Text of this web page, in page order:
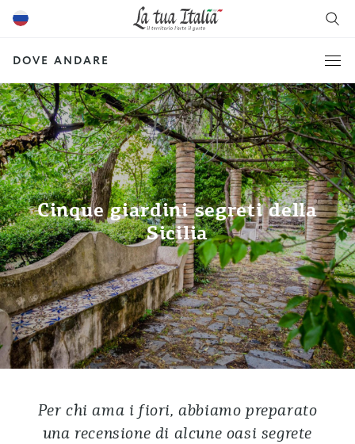
DOVE ANDARE
Cinque giardini segreti della
Sicilia
Per chi ama i fiori, abbiamo preparato
una recensione di alcune oasi segrete